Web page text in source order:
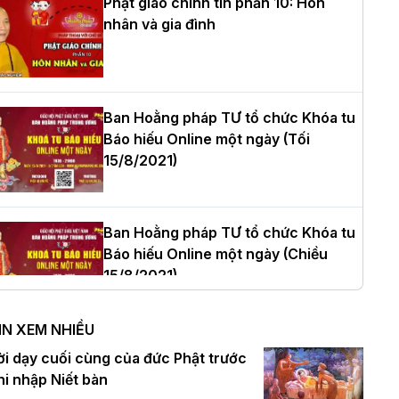
thượng Thích Quảng Tùng tái đắc
Trưởng BTS GHPGVN thành phố Hải
nhiệm kỳ 2026 – 2031
tọa Thích Tâm Chính được suy
tân Trưởng ban Trị sự GHPGVN tỉnh
Nội: Tăng Ni Trường hạ Bồ Đề trang
tác pháp Tiền an cư PL.2570 –
nhân và gia đình
Ban Hoằng pháp TƯ tổ chức Khóa tu
Báo hiếu Online một ngày (Tối
15/8/2021)
Ban Hoằng pháp TƯ tổ chức Khóa tu
Báo hiếu Online một ngày (Chiều
15/8/2021)
Ban Hoằng pháp TƯ tổ chức Khóa tu
Báo hiếu Online một ngày (Sáng
15/8/2021)
XEM NHIỀU
dạy cuối cùng của đức Phật trước
nhập Niết bàn